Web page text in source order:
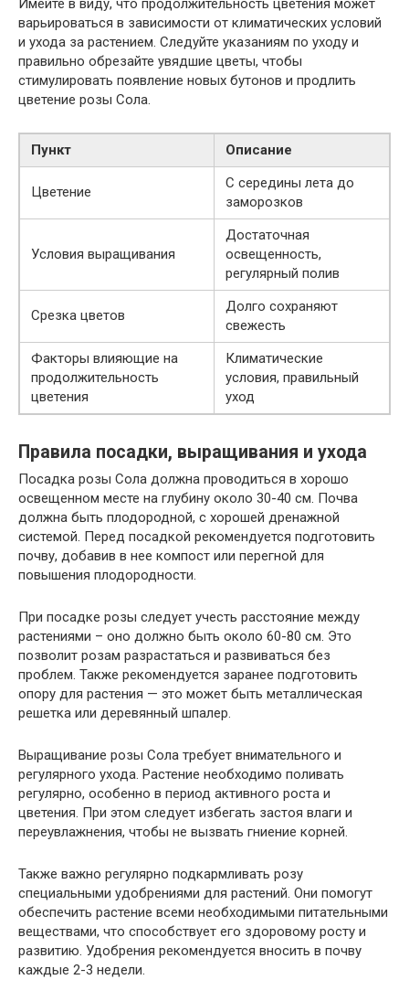
Имейте в виду, что продолжительность цветения может
варьироваться в зависимости от климатических условий
и ухода за растением. Следуйте указаниям по уходу и
правильно обрезайте увядшие цветы, чтобы
стимулировать появление новых бутонов и продлить
цветение розы Сола.
Пункт Описание
Цветение
С середины лета до
заморозков
Условия выращивания
Достаточная
освещенность,
регулярный полив
Срезка цветов
Долго сохраняют
свежесть
Факторы влияющие на
продолжительность
цветения
Климатические
условия, правильный
уход
Правила посадки, выращивания и ухода
Посадка розы Сола должна проводиться в хорошо
освещенном месте на глубину около 30-40 см. Почва
должна быть плодородной, с хорошей дренажной
системой. Перед посадкой рекомендуется подготовить
почву, добавив в нее компост или перегной для
повышения плодородности.
При посадке розы следует учесть расстояние между
растениями – оно должно быть около 60-80 см. Это
позволит розам разрастаться и развиваться без
проблем. Также рекомендуется заранее подготовить
опору для растения — это может быть металлическая
решетка или деревянный шпалер.
Выращивание розы Сола требует внимательного и
регулярного ухода. Растение необходимо поливать
регулярно, особенно в период активного роста и
цветения. При этом следует избегать застоя влаги и
переувлажнения, чтобы не вызвать гниение корней.
Также важно регулярно подкармливать розу
специальными удобрениями для растений. Они помогут
обеспечить растение всеми необходимыми питательными
веществами, что способствует его здоровому росту и
развитию. Удобрения рекомендуется вносить в почву
каждые 2-3 недели.